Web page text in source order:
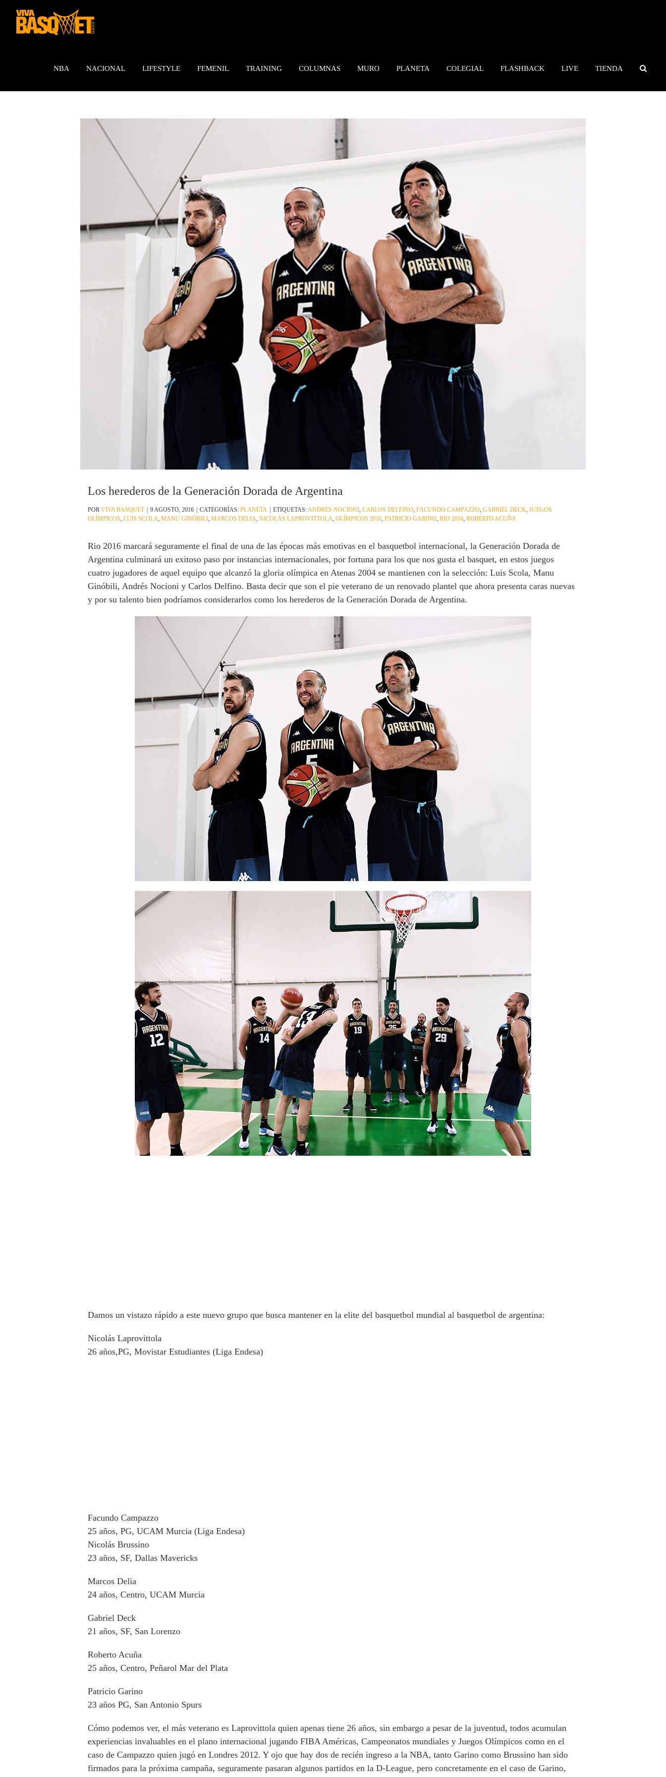
contenido
NBA NACIONAL LIFESTYLE FEMENIL TRAINING COLUMNAS MURO PLANETA COLEGIAL FLASHBACK LIVE TIENDA
Los herederos de la Generación Dorada de Argentina
POR VIVA BASQUET 9 AGOSTO, 2016 CATEGORÍAS: PLANETA ETIQUETAS:ANDRES NOCIONI, CARLOS DELFINO, FACUNDO CAMPAZZO, GABRIEL DECK, JUEGOS
OLÍMPICOS, LUIS SCOLA, MANU GINÓBILI, MARCOS DELIA, NICOLÁS LAPROVITTOLA, OLÍMPICOS 2016, PATRICIO GARINO, RIO 2016, ROBERTO ACUÑA
Rio 2016 marcará seguramente el final de una de las épocas más emotivas en el basquetbol internacional, la Generación Dorada de
Argentina culminará un exitoso paso por instancias internacionales, por fortuna para los que nos gusta el basquet, en estos juegos
cuatro jugadores de aquel equipo que alcanzó la gloria olímpica en Atenas 2004 se mantienen con la selección: Luis Scola, Manu
Ginóbili, Andrés Nocioni y Carlos Delfino. Basta decir que son el pie veterano de un renovado plantel que ahora presenta caras nuevas
y por su talento bien podríamos considerarlos como los herederos de la Generación Dorada de Argentina.
Damos un vistazo rápido a este nuevo grupo que busca mantener en la elite del basquetbol mundial al basquetbol de argentina:
Nicolás Laprovittola
26 años,PG, Movistar Estudiantes (Liga Endesa)
Facundo Campazzo
25 años, PG, UCAM Murcia (Liga Endesa)
Nicolás Brussino
23 años, SF, Dallas Mavericks
Marcos Delia
24 años, Centro, UCAM Murcia
Gabriel Deck
21 años, SF, San Lorenzo
Roberto Acuña
25 años, Centro, Peñarol Mar del Plata
Patricio Garino
23 años PG, San Antonio Spurs
Cómo podemos ver, el más veterano es Laprovittola quien apenas tiene 26 años, sin embargo a pesar de la juventud, todos acumulan
experiencias invaluables en el plano internacional jugando FIBA Américas, Campeonatos mundiales y Juegos Olímpicos como en el
caso de Campazzo quien jugó en Londres 2012. Y ojo que hay dos de recién ingreso a la NBA, tanto Garino como Brussino han sido
firmados para la próxima campaña, seguramente pasaran algunos partidos en la D-League, pero concretamente en el caso de Garino,